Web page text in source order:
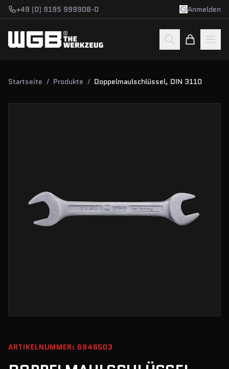
Zum Hauptinhalt springen
+49 (0) 9195 999908-0 Anmelden
Startseite / Produkte / Doppelmaulschlüssel, DIN 3110
ARTIKELNUMMER: 6946503